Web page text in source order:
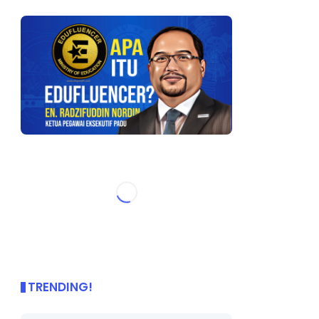
TRENDING!